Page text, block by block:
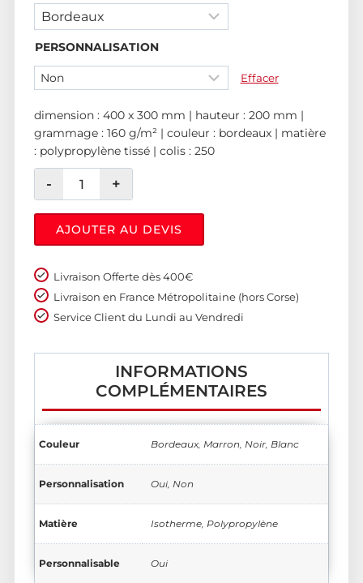
PERSONNALISATION
Effacer
dimension : 400 x 300 mm | hauteur : 200 mm |
grammage : 160 g/m² | couleur : bordeaux | matière
: polypropylène tissé | colis : 250
AJOUTER AU DEVIS
Livraison Offerte dès 400€
Livraison en France Métropolitaine (hors Corse)
Service Client du Lundi au Vendredi
INFORMATIONS
COMPLÉMENTAIRES
Couleur Bordeaux, Marron, Noir, Blanc
Personnalisation Oui, Non
Matière Isotherme, Polypropylène
Personnalisable Oui